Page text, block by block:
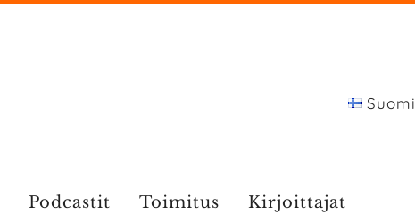
Suomi
Podcastit Toimitus
Kirjoittajat